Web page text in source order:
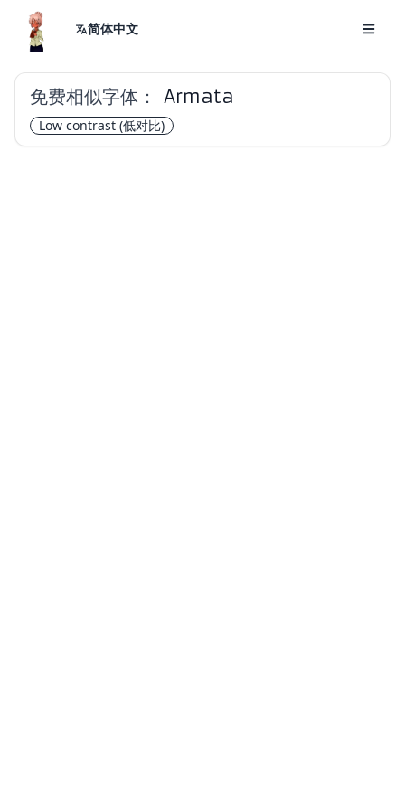
简体中文
免费相似字体： Armata
Low contrast (低对比)